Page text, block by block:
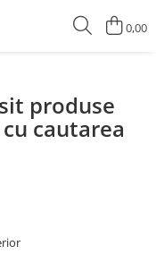
0,00
produse
cautarea